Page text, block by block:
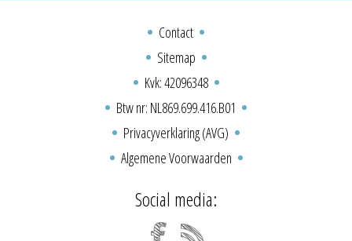
Contact
Sitemap
Kvk: 42096348
Btw nr: NL869.699.416.B01
Privacyverklaring (AVG)
Algemene Voorwaarden
Social media: